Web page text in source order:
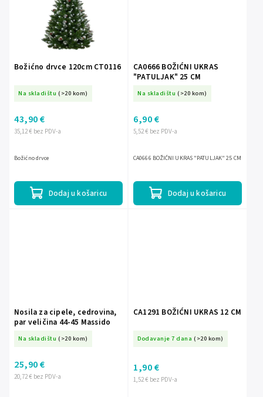
Božićno drvce 120cm CT0116
Na skladištu (>20 kom)
35,12 € bez PDV-a
43,90 €
Dodaj u košaricu
Božićno drvce
CA0666 BOŽIĆNI UKRAS
"PATULJAK" 25 CM
Na skladištu (>20 kom)
5,52 € bez PDV-a
6,90 €
Dodaj u košaricu
CA0666 BOŽIĆNI UKRAS "PATULJAK" 25 CM
Nosila za cipele, cedrovina,
par veličina 44-45 Massido
Na skladištu (>20 kom)
20,72 € bez PDV-a
25,90 €
CA1291 BOŽIĆNI UKRAS 12 CM
Dodavanje 7 dana (>20 kom)
1,52 € bez PDV-a
1,90 €